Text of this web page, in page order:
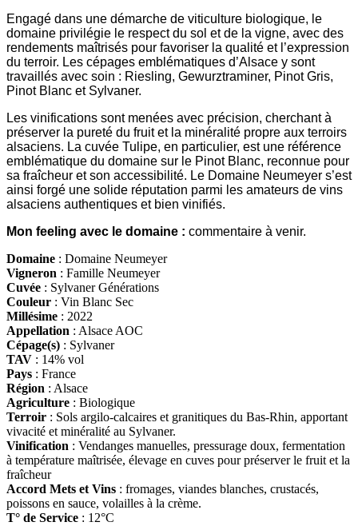
Engagé dans une démarche de viticulture biologique, le
domaine privilégie le respect du sol et de la vigne, avec des
rendements maîtrisés pour favoriser la qualité et l’expression
du terroir. Les cépages emblématiques d’Alsace y sont
travaillés avec soin : Riesling, Gewurztraminer, Pinot Gris,
Pinot Blanc et Sylvaner.
Les vinifications sont menées avec précision, cherchant à
préserver la pureté du fruit et la minéralité propre aux terroirs
alsaciens. La cuvée Tulipe, en particulier, est une référence
emblématique du domaine sur le Pinot Blanc, reconnue pour
sa fraîcheur et son accessibilité. Le Domaine Neumeyer s’est
ainsi forgé une solide réputation parmi les amateurs de vins
alsaciens authentiques et bien vinifiés.
Mon feeling avec le domaine : commentaire à venir.
Domaine : Domaine Neumeyer
Vigneron : Famille Neumeyer
Cuvée : Sylvaner Générations
Couleur : Vin Blanc Sec
Millésime : 2022
Appellation : Alsace AOC
Cépage(s) : Sylvaner
TAV : 14% vol
Pays : France
Région : Alsace
Agriculture : Biologique
Terroir : Sols argilo-calcaires et granitiques du Bas-Rhin, apportant
vivacité et minéralité au Sylvaner.
Vinification : Vendanges manuelles, pressurage doux, fermentation
à température maîtrisée, élevage en cuves pour préserver le fruit et la
fraîcheur
Accord Mets et Vins : fromages, viandes blanches, crustacés,
poissons en sauce, volailles à la crème.
T° de Service : 12°C